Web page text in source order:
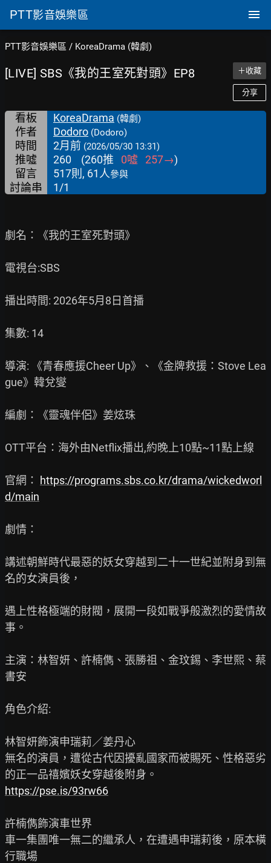
PTT影音娛樂區
PTT影音娛樂區 / KoreaDrama (韓劇)
[LIVE] SBS《我的王室死對頭》EP8 ＋收藏
分享
看板 KoreaDrama (韓劇)
作者 Dodoro (Dodoro)
時間 2月前 (2026/05/30 13:31)
推噓 260 (260推 0噓 257→)
留言
517則, 61人參與
討論串 1/1
劇名：《我的王室死對頭》
電視台:SBS
播出時間: 2026年5月8日首播
集數: 14
導演: 《青春應援Cheer Up》、《金牌救援：Stove Lea
gue》韓兌燮
編劇：《靈魂伴侶》姜炫珠
OTT平台：海外由Netflix播出,約晚上10點~11點上線
官網： https://programs.sbs.co.kr/drama/wickedworl
d/main
劇情：
講述朝鮮時代最惡的妖女穿越到二十一世紀並附身到無
名的女演員後，
遇上性格極端的財閥，展開一段如戰爭般激烈的愛情故
事。
主演：林智妍、許楠儁、張勝祖、金玟錫、李世熙、蔡
書安
角色介紹:
林智妍飾演申瑞莉／姜丹心
無名的演員，遭從古代因擾亂國家而被賜死、性格惡劣
https://pse.is/93rw66
許楠儁飾演車世界
車一集團唯一無二的繼承人，在遭遇申瑞莉後，原本橫
行職場